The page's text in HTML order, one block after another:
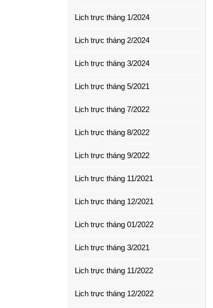
Lịch trực tháng 1/2024
Lịch trực tháng 2/2024
Lịch trực tháng 3/2024
Lịch trực tháng 5/2021
Lịch trực tháng 7/2022
Lịch trực tháng 8/2022
Lịch trực tháng 9/2022
Lịch trực tháng 11/2021
Lịch trực tháng 12/2021
Lịch trực tháng 01/2022
Lịch trực tháng 3/2021
Lịch trực tháng 11/2022
Lịch trực tháng 12/2022